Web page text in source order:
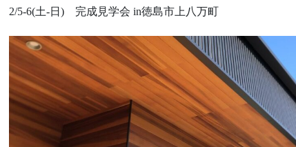
2/5-6(土-日) 完成見学会 in徳島市上八万町